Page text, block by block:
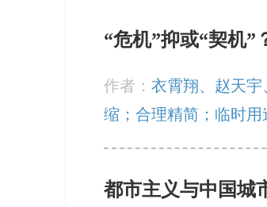
“危机”抑或“契机”
作者：衣霄翔、赵天
缩；合理精简；临时
都市主义与中国城